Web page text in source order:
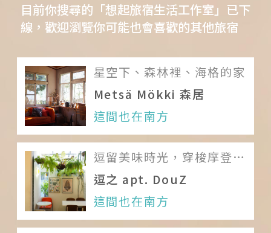
想跟誰旅行？
想找哪間旅宿？
每週特輯
選擇語言： 中文 English 日本語
關於我們
團隊印象
目前你搜尋的「想起旅宿生活工作室」已下
線，歡迎瀏覽你可能也會喜歡的其他旅宿
星空下、森林裡、海格的家
Metsä Mökki 森居
這間也在南方
逗留美味時光，穿梭摩登的
太空年代
逗之 apt. DouZ
這間也在南方